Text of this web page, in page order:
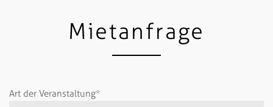
Mietanfrage
Art der Veranstaltung*